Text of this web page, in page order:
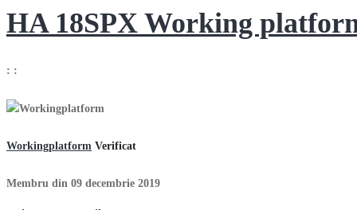
HA 18SPX Working
: :
Workingplatform Verificat
Membru din 09 decembrie 2019